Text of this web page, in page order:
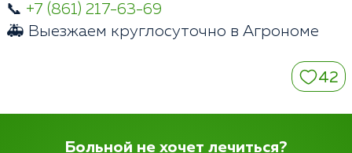
📞 +7 (861) 217-63-69
🚑 Выезжаем круглосуточно в Агрономе
42
Больной не хочет лечиться?